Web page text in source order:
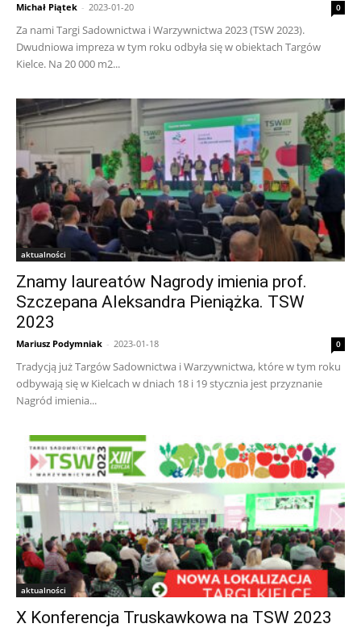
Michał Piątek - 2023-01-20 0
Za nami Targi Sadownictwa i Warzywnictwa 2023 (TSW 2023).
Dwudniowa impreza w tym roku odbyła się w obiektach Targów
Kielce. Na 20 000 m2...
aktualności
Znamy laureatów Nagrody imienia prof.
Szczepana Aleksandra Pieniążka. TSW
2023
Mariusz Podymniak - 2023-01-18 0
Tradycją już Targów Sadownictwa i Warzywnictwa, które w tym roku
odbywają się w Kielcach w dniach 18 i 19 stycznia jest przyznanie
Nagród imienia...
aktualności
X Konferencja Truskawkowa na TSW 2023